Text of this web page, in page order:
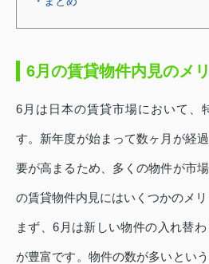
6月の賃貸物件内見のメ
6月は日本の賃貸市場において、
す。新年度が始まって数ヶ月が経
要が高まるため、多くの物件が市
の賃貸物件内見にはいくつかのメリ
まず、6月は新しい物件の入れ替
が豊富です。物件の数が多いとい